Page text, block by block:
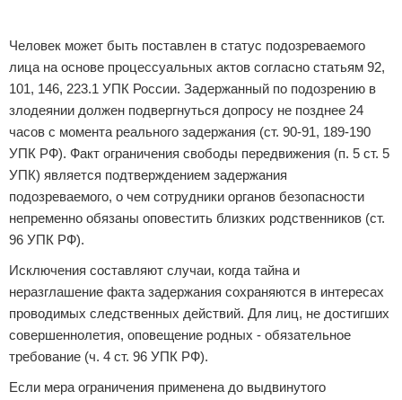
Человек может быть поставлен в статус подозреваемого
лица на основе процессуальных актов согласно статьям 92,
101, 146, 223.1 УПК России. Задержанный по подозрению в
злодеянии должен подвергнуться допросу не позднее 24
часов с момента реального задержания (ст. 90-91, 189-190
УПК РФ). Факт ограничения свободы передвижения (п. 5 ст. 5
УПК) является подтверждением задержания
подозреваемого, о чем сотрудники органов безопасности
непременно обязаны оповестить близких родственников (ст.
96 УПК РФ).
Исключения составляют случаи, когда тайна и
неразглашение факта задержания сохраняются в интересах
проводимых следственных действий. Для лиц, не достигших
совершеннолетия, оповещение родных - обязательное
требование (ч. 4 ст. 96 УПК РФ).
Если мера ограничения применена до выдвинутого